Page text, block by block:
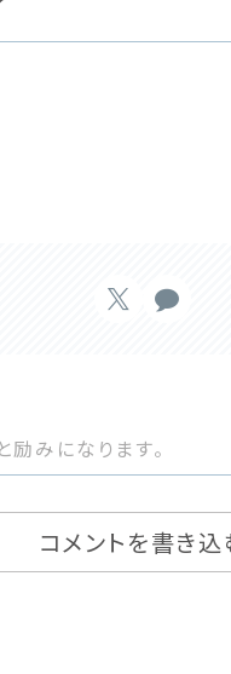
みになります。
コメントを書き込